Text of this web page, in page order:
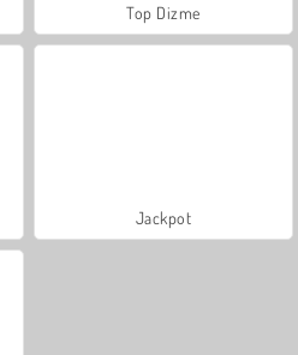
Top Dizme
Jackpot